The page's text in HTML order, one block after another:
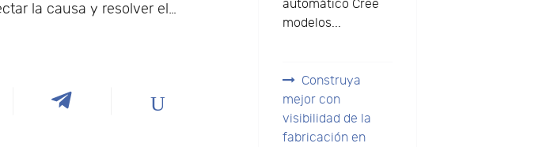
la causa y resolver el…
automático Cree
modelos...
Construya
mejor con
visibilidad de la
fabricación en